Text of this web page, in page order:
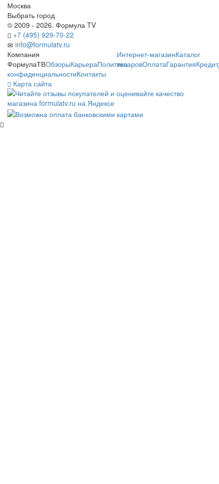
Москва
Выбрать город
© 2009 - 2026. Формула TV
+7 (495) 929-70-22
info@formulatv.ru
Компания
ФормулаТВОбзорыКарьераПолитика
конфиденциальностиКонтакты
Интернет-магазинКаталог
товаровОплатаГарантияКредит
Карта сайта